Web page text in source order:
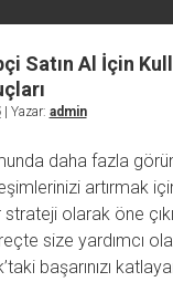
Beğeni Atma
Twitter Gizli Yanıt Görme
Beğeni Yükseltme
Satın Al İçin
| Yazar: admin
daha fazla
artırmak
olarak öne
size yardımcı
başarınızı